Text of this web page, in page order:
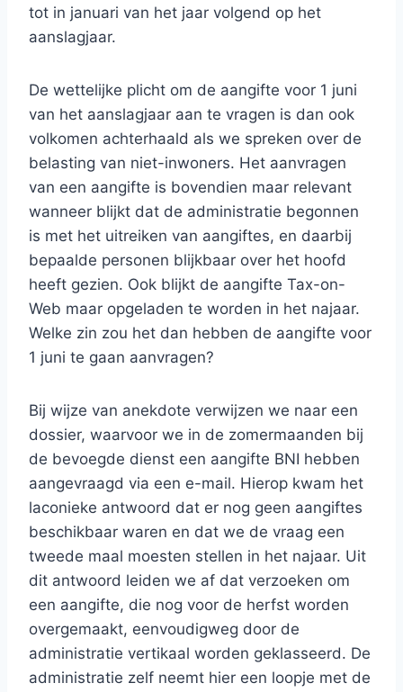
tot in januari van het jaar volgend op het
aanslagjaar.
De wettelijke plicht om de aangifte voor 1 juni
van het aanslagjaar aan te vragen is dan ook
volkomen achterhaald als we spreken over de
belasting van niet-inwoners. Het aanvragen
van een aangifte is bovendien maar relevant
wanneer blijkt dat de administratie begonnen
is met het uitreiken van aangiftes, en daarbij
bepaalde personen blijkbaar over het hoofd
heeft gezien. Ook blijkt de aangifte Tax-on-
Web maar opgeladen te worden in het najaar.
Welke zin zou het dan hebben de aangifte voor
1 juni te gaan aanvragen?
Bij wijze van anekdote verwijzen we naar een
dossier, waarvoor we in de zomermaanden bij
de bevoegde dienst een aangifte BNI hebben
aangevraagd via een e-mail. Hierop kwam het
laconieke antwoord dat er nog geen aangiftes
beschikbaar waren en dat we de vraag een
tweede maal moesten stellen in het najaar. Uit
dit antwoord leiden we af dat verzoeken om
een aangifte, die nog voor de herfst worden
overgemaakt, eenvoudigweg door de
administratie vertikaal worden geklasseerd. De
administratie zelf neemt hier een loopje met de